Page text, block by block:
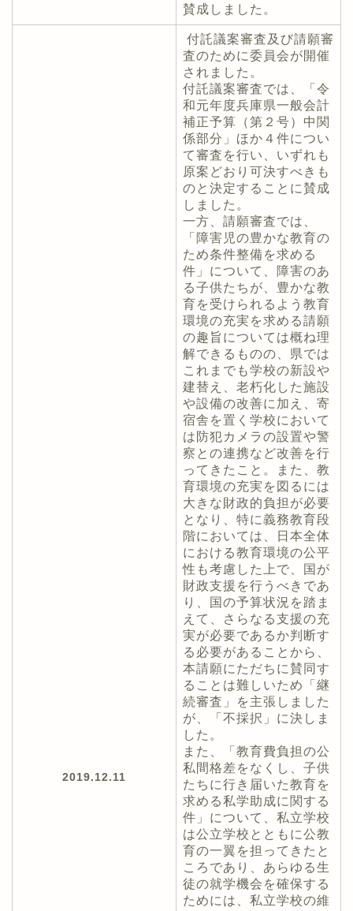
賛成しました。
2019.12.11
付託議案審査及び請願審
査のために委員会が開催
されました。
付託議案審査では、「令
和元年度兵庫県一般会計
補正予算（第２号）中関
係部分」ほか４件につい
て審査を行い、いずれも
原案どおり可決すべきも
のと決定することに賛成
しました。
一方、請願審査では、
「障害児の豊かな教育の
ため条件整備を求める
件」について、障害のあ
る子供たちが、豊かな教
育を受けられるよう教育
環境の充実を求める請願
の趣旨については概ね理
解できるものの、県では
これまでも学校の新設や
建替え、老朽化した施設
や設備の改善に加え、寄
宿舎を置く学校において
は防犯カメラの設置や警
察との連携など改善を行
ってきたこと。また、教
育環境の充実を図るには
大きな財政的負担が必要
となり、特に義務教育段
階においては、日本全体
における教育環境の公平
性も考慮した上で、国が
財政支援を行うべきであ
り、国の予算状況を踏ま
えて、さらなる支援の充
実が必要であるか判断す
る必要があることから、
本請願にただちに賛同す
ることは難しいため「継
続審査」を主張しました
が、「不採択」に決しま
した。
また、「教育費負担の公
私間格差をなくし、子供
たちに行き届いた教育を
求める私学助成に関する
件」について、私立学校
は公立学校とともに公教
育の一翼を担ってきたと
ころであり、あらゆる生
徒の就学機会を確保する
ためには、私立学校の維